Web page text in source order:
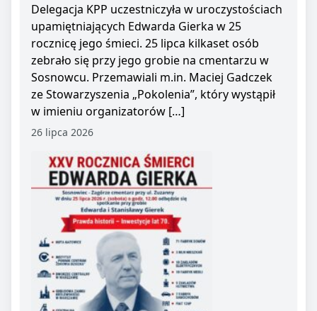
Delegacja KPP uczestniczyła w uroczystościach
upamiętniających Edwarda Gierka w 25
rocznicę jego śmieci. 25 lipca kilkaset osób
zebrało się przy jego grobie na cmentarzu w
Sosnowcu. Przemawiali m.in. Maciej Gadczek
ze Stowarzyszenia „Pokolenia”, który wystąpił
w imieniu organizatorów […]
26 lipca 2026